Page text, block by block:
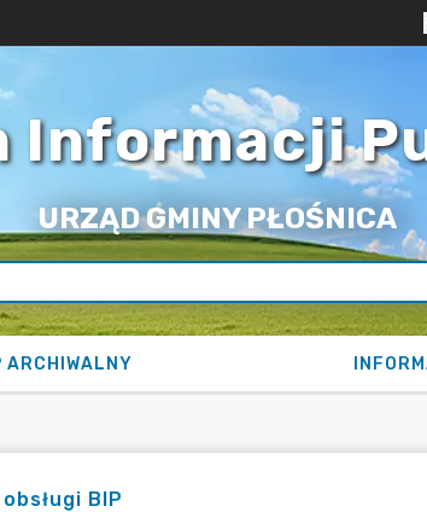
Informacji
URZĄD GMINY PŁOŚNICA
ARCHIWALNY
BIP